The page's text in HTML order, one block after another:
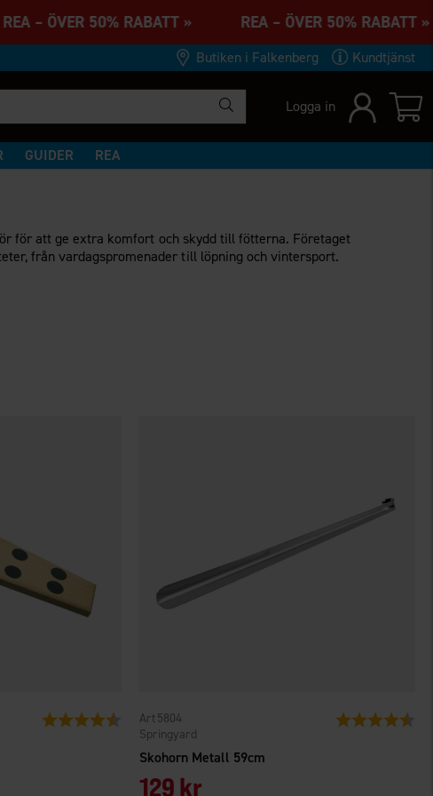
– ÖVER 50% RABATT » REA – ÖVER 50%
Butiken i Falkenberg Kundtjänst
Logga in
GUIDER REA
för att ge extra komfort och skydd till fötterna. Företaget
från vardagspromenader till löpning och vintersport.
Betyg: 4.3 utav 5 stjärnor
Skohorn Metall 59cm
Springyard
5804
129 kr
Betyg: